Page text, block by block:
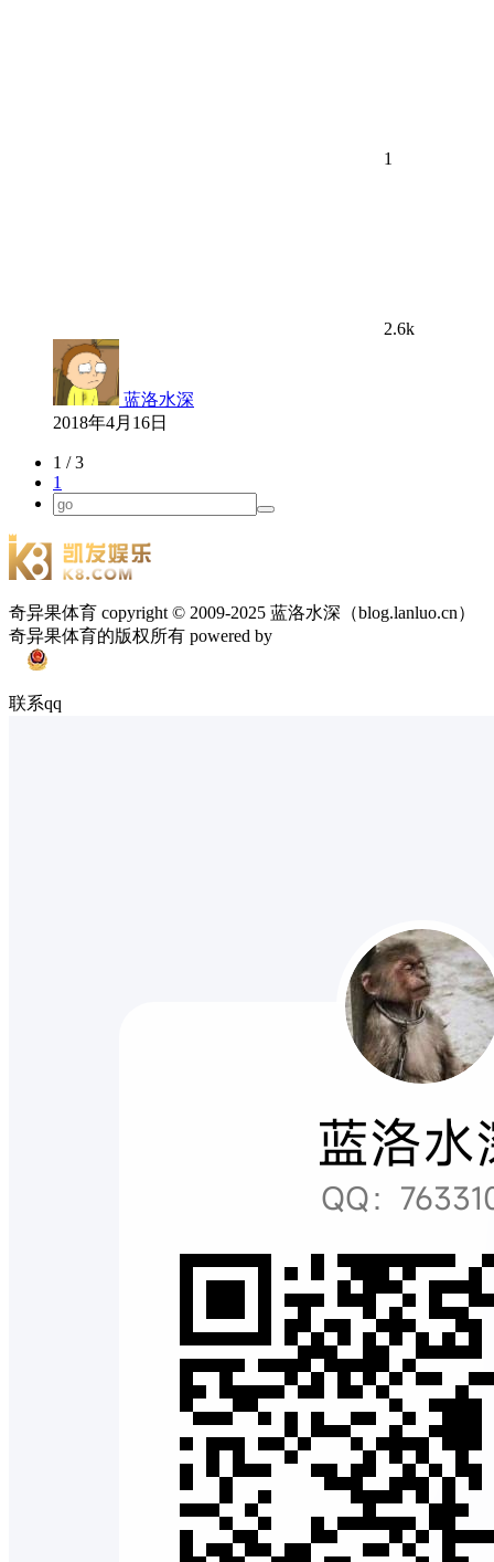
1
2.6k
蓝洛水深
2018年4月16日
1 / 3
1
奇异果体育 copyright © 2009-2025 蓝洛水深（blog.lanluo.cn）
奇异果体育的版权所有 powered by
联系qq